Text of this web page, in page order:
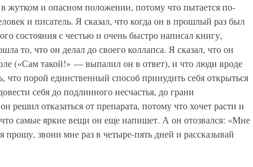
в жутком и опасном положении, потому что пытается по-
и писатель. Я сказал, что когда он в прошлый раз был
состояния с честью и очень быстро написал книгу,
то, что он делал до своего коллапса. Я сказал, что он
(«Сам такой!» — выпалил он в ответ), и что люди вроде
что порой единственный способ принудить себя открыться
себя до подлинного несчастья, до грани
решил отказаться от препарата, потому что хочет расти и
самые яркие вещи он еще напишет. А он отозвался: «Мне
прошу, звони мне раз в четыре-пять дней и рассказывай